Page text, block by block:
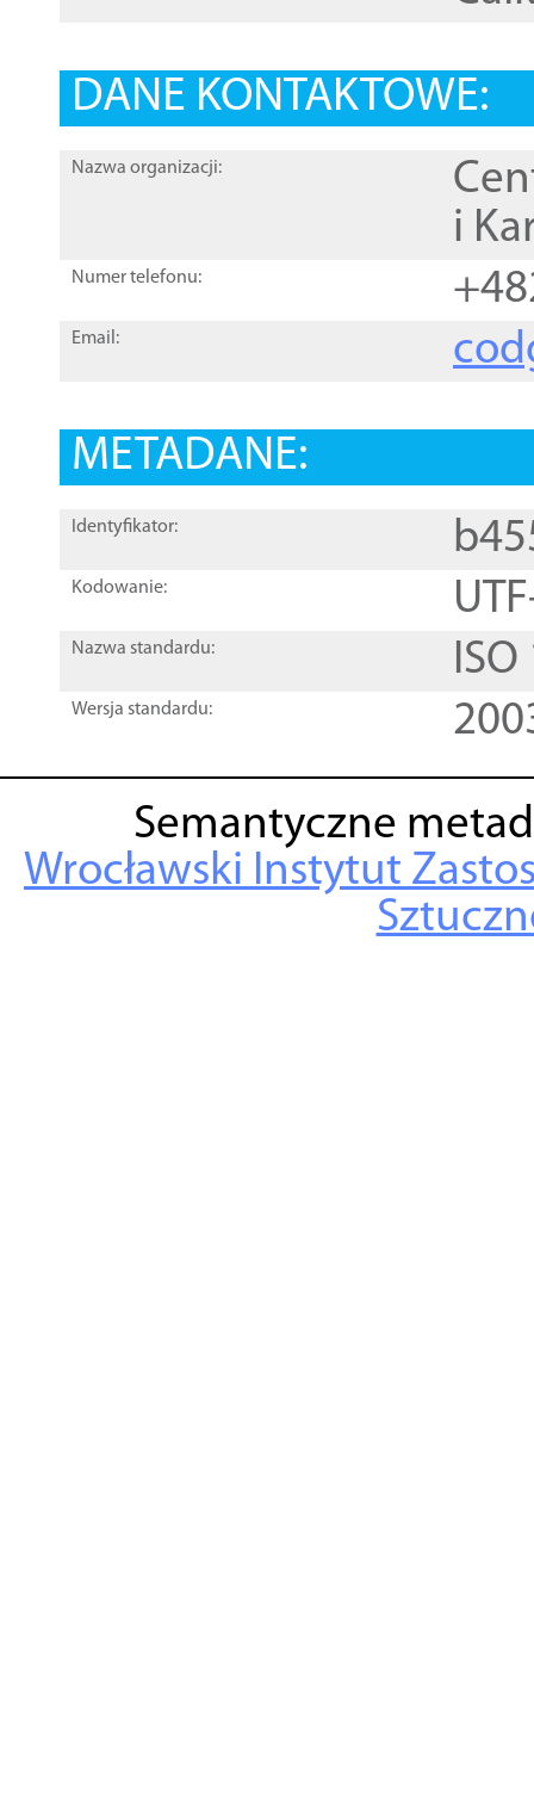
DANE KONTAKTOWE:
Nazwa organizacji:
i
Numer telefonu:
Email:
METADANE:
Identyfikator:
Kodowanie:
Nazwa standardu:
Wersja standardu:
Semantyczne
Wrocławski Instytut